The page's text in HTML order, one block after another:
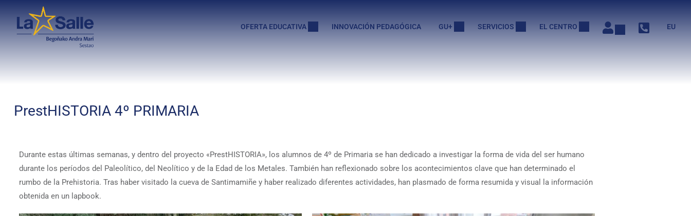
OFERTA EDUCATIVA INNOVACIÓN PEDAGÓGICA GU+ SERVICIOS EL CENTRO EU
PrestHISTORIA 4º PRIMARIA
Durante estas últimas semanas, y dentro del proyecto «PrestHISTORIA», los alumnos de 4º de Primaria se han dedicado a investigar la forma de vida del ser humano
durante los períodos del Paleolítico, del Neolítico y de la Edad de los Metales. También han reflexionado sobre los acontecimientos clave que han determinado el
rumbo de la Prehistoria. Tras haber visitado la cueva de Santimamiñe y haber realizado diferentes actividades, han plasmado de forma resumida y visual la información
obtenida en un lapbook.